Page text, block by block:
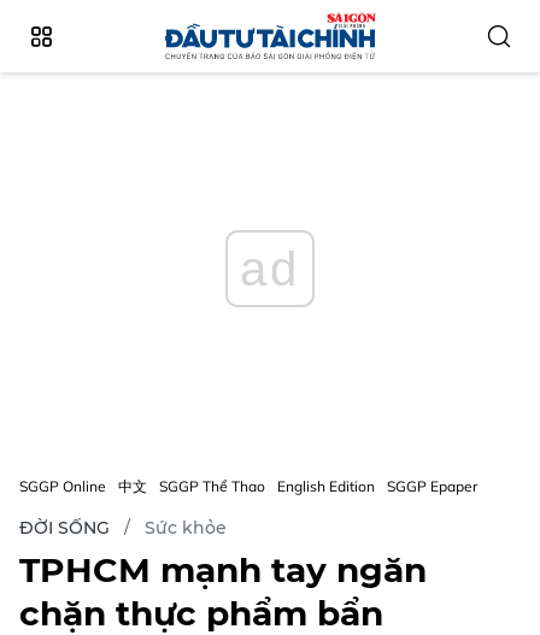
ad
SGGP Online 中文 SGGP Thể Thao English Edition SGGP Epaper
ĐỜI SỐNG Sức khỏe
TPHCM mạnh tay ngăn
chặn thực phẩm bẩn